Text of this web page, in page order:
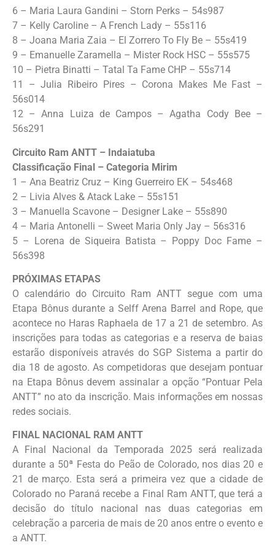
6 – Maria Laura Gandini – Storn Perks – 54s987
7 – Kelly Caroline – A French Lady – 55s116
8 – Joana Maria Zaia – El Zorrero To Fly Be – 55s419
9 – Emanuelle Zaramella – Mister Rock HSC – 55s575
10 – Pietra Binatti – Tatal Ta Fame CHP – 55s714
11 – Julia Ribeiro Pires – Corona Makes Me Fast –
56s014
12 – Anna Luiza de Campos – Agatha Cody Bee –
56s291
Circuito Ram ANTT – Indaiatuba
Classificação Final – Categoria Mirim
1 – Ana Beatriz Cruz – King Guerreiro EK – 54s468
2 – Livia Alves & Atack Lake – 55s151
3 – Manuella Scavone – Designer Lake – 55s890
4 – Maria Antonelli – Sweet Maria Only Jay – 56s316
5 – Lorena de Siqueira Batista – Poppy Doc Fame –
56s398
PRÓXIMAS ETAPAS
O calendário do Circuito Ram ANTT segue com uma
Etapa Bônus durante a Selff Arena Barrel and Rope, que
acontece no Haras Raphaela de 17 a 21 de setembro. As
inscrições para todas as categorias e a reserva de baias
estarão disponíveis através do SGP Sistema a partir do
dia 18 de agosto. As competidoras que desejam pontuar
na Etapa Bônus devem assinalar a opção “Pontuar Pela
ANTT” no ato da inscrição. Mais informações em nossas
redes sociais.
FINAL NACIONAL RAM ANTT
A Final Nacional da Temporada 2025 será realizada
durante a 50ª Festa do Peão de Colorado, nos dias 20 e
21 de março. Esta será a primeira vez que a cidade de
Colorado no Paraná recebe a Final Ram ANTT, que terá a
decisão do título nacional nas duas categorias em
celebração a parceria de mais de 20 anos entre o evento e
a ANTT.